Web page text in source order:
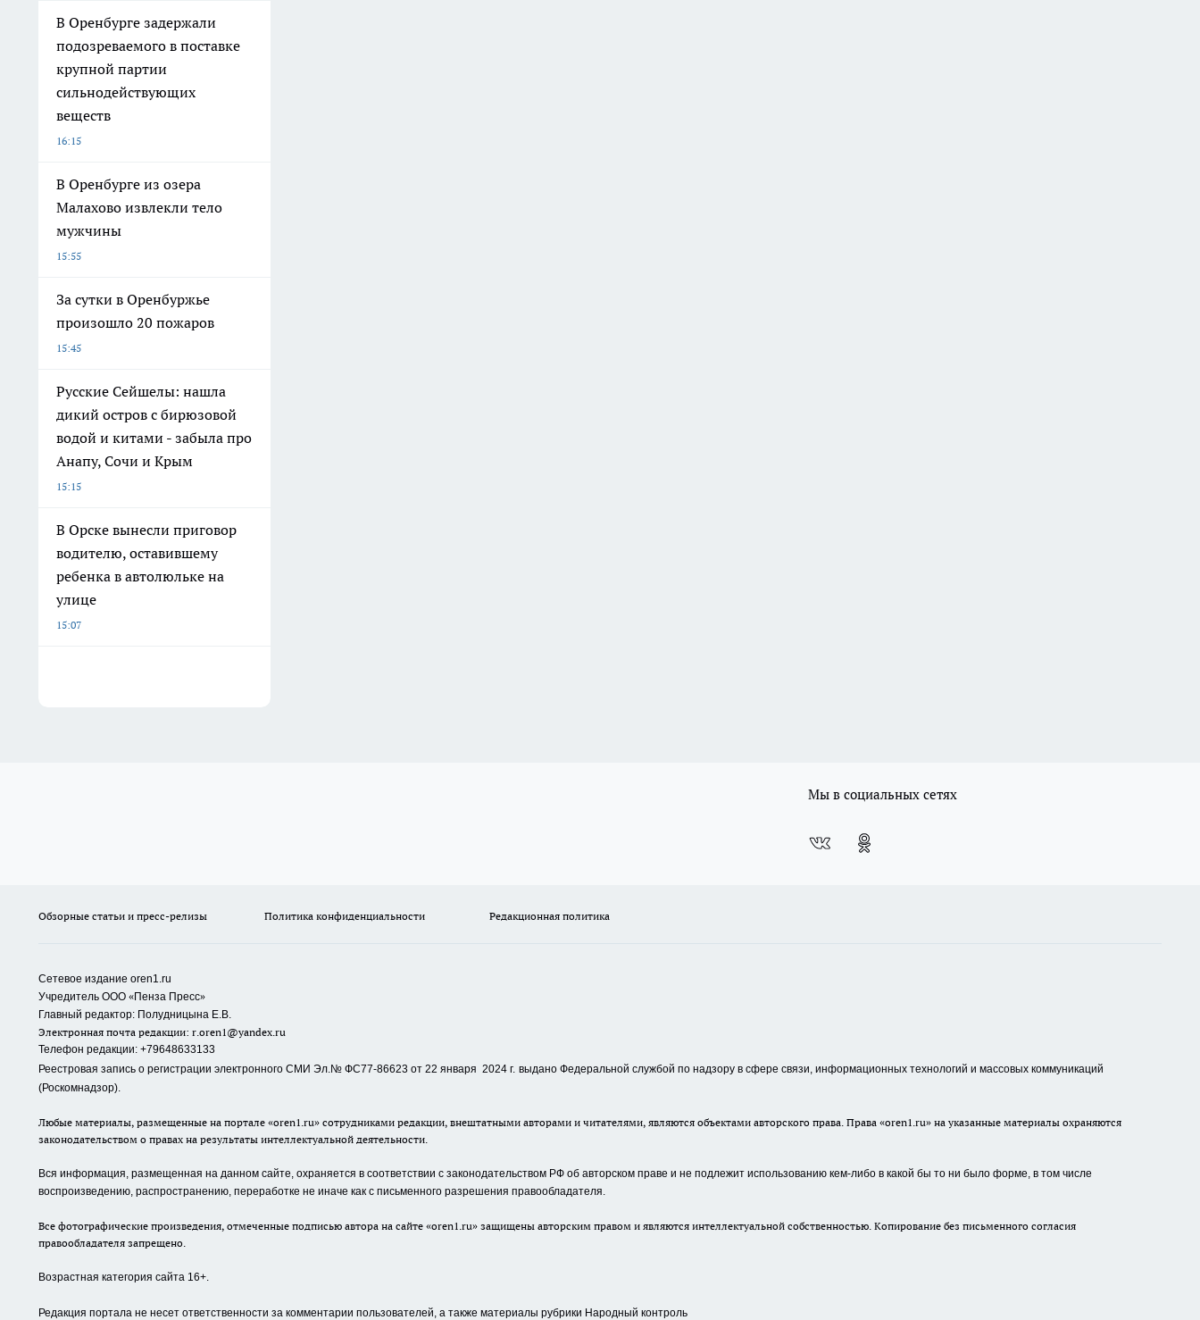
В Оренбурге задержали
подозреваемого в поставке
крупной партии
сильнодействующих
веществ
16:15
В Оренбурге из озера
Малахово извлекли тело
мужчины
15:55
За сутки в Оренбуржье
произошло 20 пожаров
15:45
Русские Сейшелы: нашла
дикий остров с бирюзовой
водой и китами - забыла про
Анапу, Сочи и Крым
15:15
В Орске вынесли приговор
водителю, оставившему
ребенка в автолюльке на
улице
15:07
Мы в социальных сетях
Обзорные статьи и пресс-релизы Политика конфиденциальности Редакционная политика
Сетевое издание oren1.ru
Учредитель ООО «Пенза Пресс»
Главный редактор: Полудницына Е.В.
Электронная почта редакции: r.oren1@yandex.ru
Телефон редакции: +79648633133
Реестровая запись о регистрации электронного СМИ Эл.№ ФС77-86623 от 22 января 2024 г. выдано Федеральной службой по надзору в сфере связи, информационных технологий и массовых коммуникаций
(Роскомнадзор).
Любые материалы, размещенные на портале «oren1.ru» сотрудниками редакции, внештатными авторами и читателями, являются объектами авторского права. Права «oren1.ru» на указанные материалы охраняются
законодательством о правах на результаты интеллектуальной деятельности.
Вся информация, размещенная на данном сайте, охраняется в соответствии с законодательством РФ об авторском праве и не подлежит использованию кем-либо в какой бы то ни было форме, в том числе
воспроизведению, распространению, переработке не иначе как с письменного разрешения правообладателя.
Все фотографические произведения, отмеченные подписью автора на сайте «oren1.ru» защищены авторским правом и являются интеллектуальной собственностью. Копирование без письменного согласия
правообладателя запрещено.
Возрастная категория сайта 16+.
Редакция портала не несет ответственности за комментарии пользователей, а также материалы рубрики Народный контроль